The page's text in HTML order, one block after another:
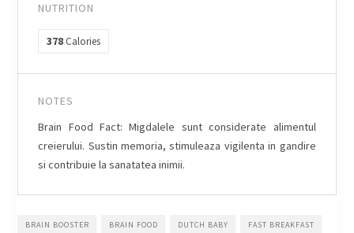
NUTRITION
378 Calories
NOTES
Brain Food Fact: Migdalele sunt considerate alimentul
creierului. Sustin memoria, stimuleaza vigilenta in gandire
si contribuie la sanatatea inimii.
BRAIN BOOSTER BRAIN FOOD DUTCH BABY FAST BREAKFAST